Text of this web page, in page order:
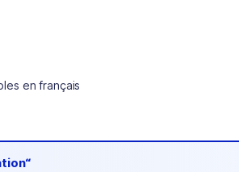
en français